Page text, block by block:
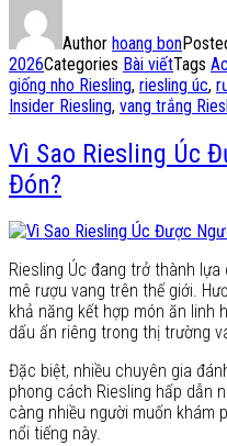
Author hoang bon
2026Categories Bài viếtTags
giống nho Riesling, riesling úc,
Insider Riesling, vang trắng
Vì Sao Riesling Úc
Đón?
Riesling Úc đang trở thành
mê rượu vang trên thế giới.
khả năng kết hợp món ăn linh
dấu ấn riêng trong thị trường
Đặc biệt, nhiều chuyên gia
phong cách Riesling hấp dẫn
càng nhiều người muốn khám
nổi tiếng này.